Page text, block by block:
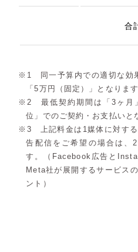
合
1 同一予算内での適切な効
「5万円（固定）」となります
2 最低契約期間は「3ヶ月
位」でのご契約・お支払いと
3 上記料金は1媒体に対す
告配信をご希望の場合は、
す。（Facebook広告と
Meta社が展開するサービス
ント）